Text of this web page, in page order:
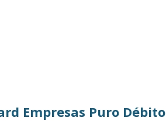
Empresas Puro Débito